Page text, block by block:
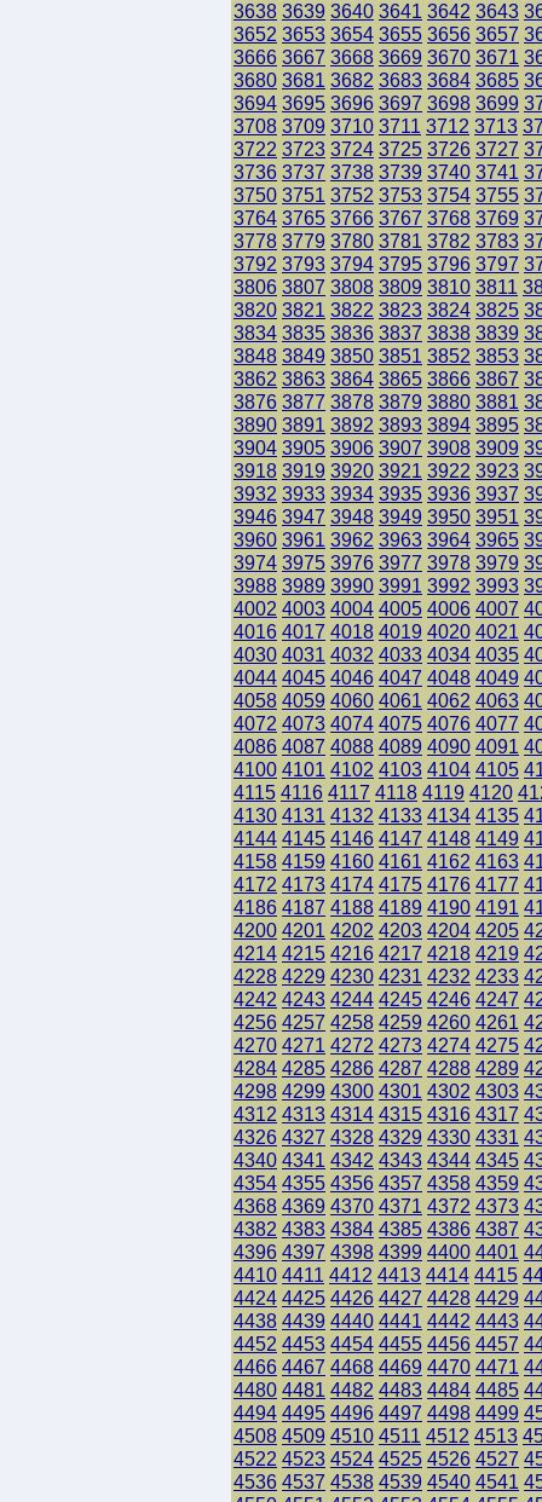
3638 3639 3640 3641 3642 3643
3652 3653 3654 3655 3656 3657
3666 3667 3668 3669 3670 3671
3680 3681 3682 3683 3684 3685
3694 3695 3696 3697 3698 3699
3708 3709 3710 3711 3712 3713
3722 3723 3724 3725 3726 3727
3736 3737 3738 3739 3740 3741
3750 3751 3752 3753 3754 3755
3764 3765 3766 3767 3768 3769
3778 3779 3780 3781 3782 3783
3792 3793 3794 3795 3796 3797
3806 3807 3808 3809 3810 3811
3820 3821 3822 3823 3824 3825
3834 3835 3836 3837 3838 3839
3848 3849 3850 3851 3852 3853
3862 3863 3864 3865 3866 3867
3876 3877 3878 3879 3880 3881
3890 3891 3892 3893 3894 3895
3904 3905 3906 3907 3908 3909
3918 3919 3920 3921 3922 3923
3932 3933 3934 3935 3936 3937
3946 3947 3948 3949 3950 3951
3960 3961 3962 3963 3964 3965
3974 3975 3976 3977 3978 3979
3988 3989 3990 3991 3992 3993
4002 4003 4004 4005 4006 4007
4016 4017 4018 4019 4020 4021
4030 4031 4032 4033 4034 4035
4044 4045 4046 4047 4048 4049
4058 4059 4060 4061 4062 4063
4072 4073 4074 4075 4076 4077
4086 4087 4088 4089 4090 4091
4100 4101 4102 4103 4104 4105
4115 4116 4117 4118 4119 4120
4130 4131 4132 4133 4134 4135
4144 4145 4146 4147 4148 4149
4158 4159 4160 4161 4162 4163
4172 4173 4174 4175 4176 4177
4186 4187 4188 4189 4190 4191
4200 4201 4202 4203 4204 4205
4214 4215 4216 4217 4218 4219
4228 4229 4230 4231 4232 4233
4242 4243 4244 4245 4246 4247
4256 4257 4258 4259 4260 4261
4270 4271 4272 4273 4274 4275
4284 4285 4286 4287 4288 4289
4298 4299 4300 4301 4302 4303
4312 4313 4314 4315 4316 4317
4326 4327 4328 4329 4330 4331
4340 4341 4342 4343 4344 4345
4354 4355 4356 4357 4358 4359
4368 4369 4370 4371 4372 4373
4382 4383 4384 4385 4386 4387
4396 4397 4398 4399 4400 4401
4410 4411 4412 4413 4414 4415
4424 4425 4426 4427 4428 4429
4438 4439 4440 4441 4442 4443
4452 4453 4454 4455 4456 4457
4466 4467 4468 4469 4470 4471
4480 4481 4482 4483 4484 4485
4494 4495 4496 4497 4498 4499
4508 4509 4510 4511 4512 4513
4522 4523 4524 4525 4526 4527
4536 4537 4538 4539 4540 4541